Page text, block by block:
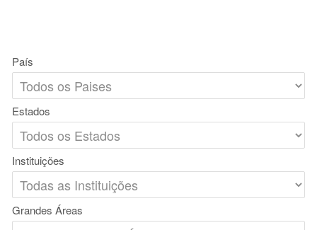
País
Estados
Instituições
Grandes Áreas